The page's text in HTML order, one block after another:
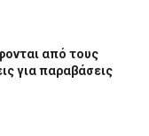
από τους
για παραβάσεις